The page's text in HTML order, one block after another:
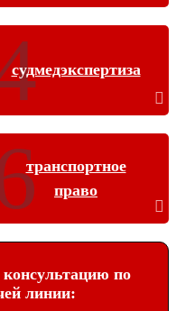
судмедэкспертиза
транспортное
право
по
линии: